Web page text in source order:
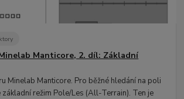
Manticore, 2. díl: Základní
Minelab Manticore. Pro běžné hledání na poli
režim Pole/Les (All-Terrain). Ten je